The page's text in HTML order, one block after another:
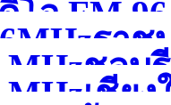
โอ FM
ราช
MHzชลบุรี
MHzเชียง